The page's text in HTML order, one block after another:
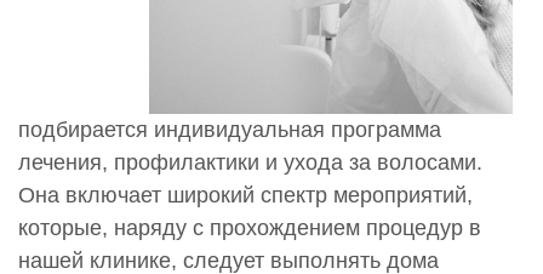
подбирается индивидуальная программа
лечения, профилактики и ухода за волосами.
Она включает широкий спектр мероприятий,
которые, наряду с прохождением процедур в
нашей клинике, следует выполнять дома